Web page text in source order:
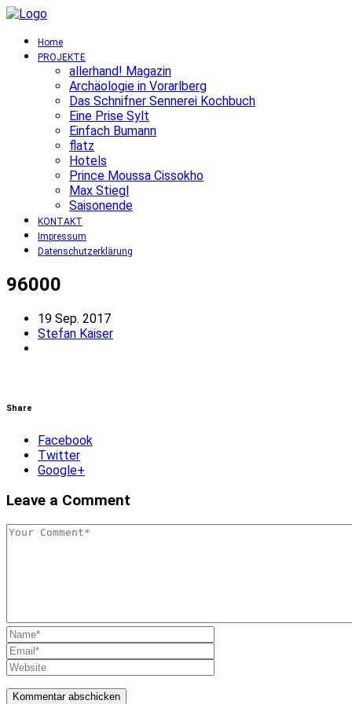
Home
PROJEKTE
allerhand! Magazin
Archäologie in Vorarlberg
Das Schnifner Sennerei Kochbuch
Eine Prise Sylt
Einfach Bumann
flatz
Hotels
Prince Moussa Cissokho
Max Stiegl
Saisonende
KONTAKT
Impressum
Datenschutzerklärung
96000
19 Sep. 2017
Stefan Kaiser
Share
Facebook
Twitter
Google+
Leave a Comment